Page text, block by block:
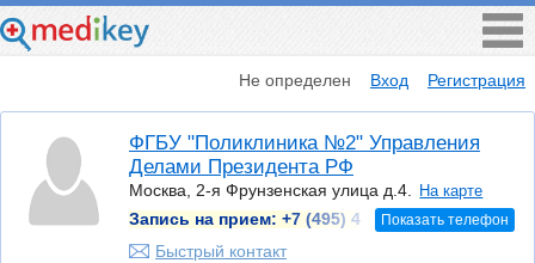
Не определен Вход Регистрация
ФГБУ "Поликлиника №2" Управления
Делами Президента РФ
Москва, 2-я Фрунзенская улица д.4.
На карте
Запись на прием: +7 (495) 4 Показать телефон
Быстрый контакт